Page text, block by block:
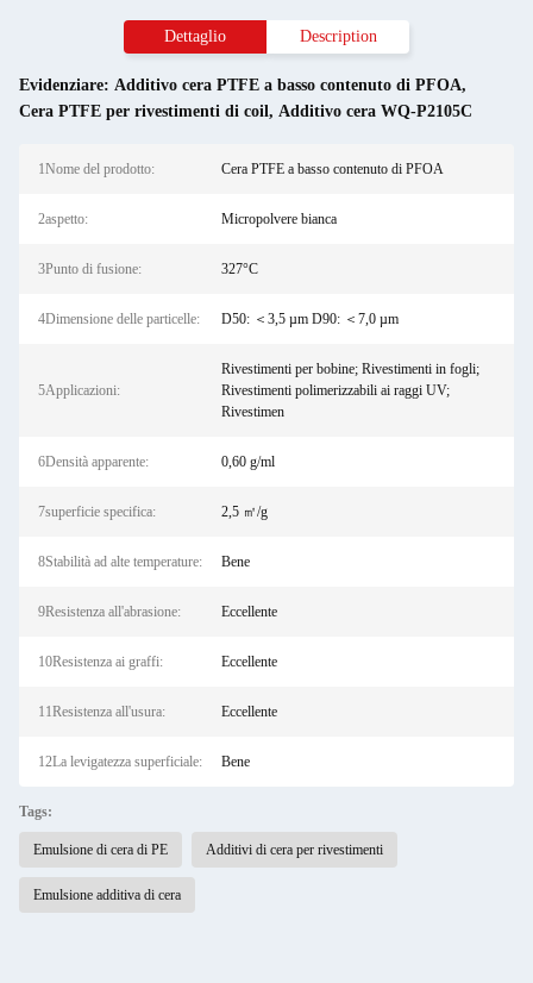
Dettaglio Description
Evidenziare: Additivo cera PTFE a basso contenuto di PFOA,
Cera PTFE per rivestimenti di coil, Additivo cera WQ-P2105C
1Nome del prodotto: Cera PTFE a basso contenuto di PFOA
2aspetto: Micropolvere bianca
3Punto di fusione: 327°C
4Dimensione delle particelle: D50: ＜3,5 µm D90: ＜7,0 µm
5Applicazioni:
Rivestimenti per bobine; Rivestimenti in fogli;
Rivestimenti polimerizzabili ai raggi UV;
Rivestimen
6Densità apparente: 0,60 g/ml
7superficie specifica: 2,5 ㎡/g
8Stabilità ad alte temperature: Bene
9Resistenza all'abrasione: Eccellente
10Resistenza ai graffi: Eccellente
11Resistenza all'usura: Eccellente
12La levigatezza superficiale: Bene
Tags:
Emulsione di cera di PE Additivi di cera per rivestimenti
Emulsione additiva di cera